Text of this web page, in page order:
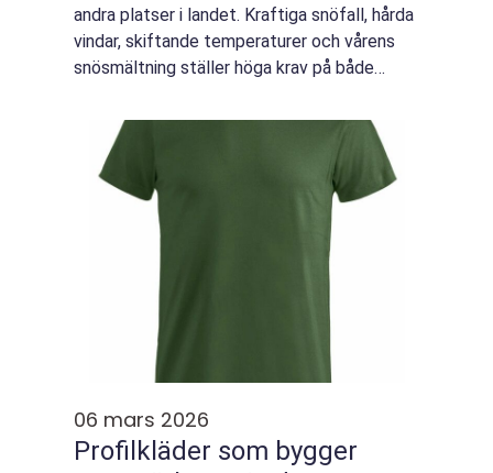
andra platser i landet. Kraftiga snöfall, hårda
vindar, skiftande temperaturer och vårens
snösmältning ställer höga krav på både
slitet handlar ett takbyte Luleå i...
06 mars 2026
Profilkläder som bygger